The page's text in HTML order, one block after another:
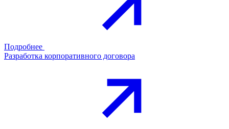
Подробнее
Разработка корпоративного договора